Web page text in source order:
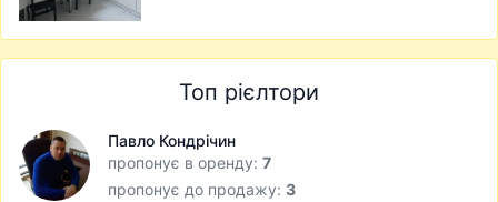
Топ рієлтори
Павло Кондрічин
пропонує в оренду: 7
пропонує до продажу: 3